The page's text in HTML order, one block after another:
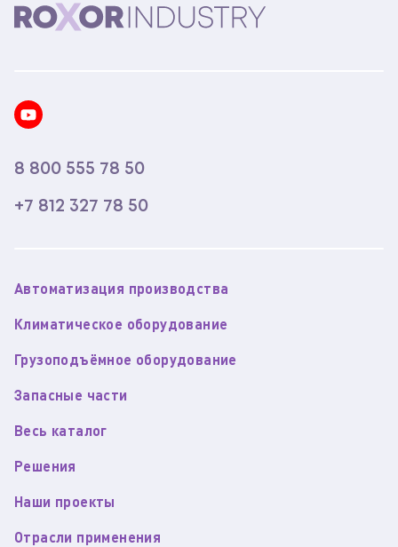
8 800 555 78 50
+7 812 327 78 50
Автоматизация производства
Климатическое оборудование
Грузоподъёмное оборудование
Запасные части
Весь каталог
Решения
Наши проекты
Отрасли применения